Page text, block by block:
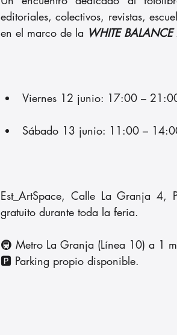
editoriales, colectivos, revistas,
en el marco de la WHITE
Viernes 12 junio: 17:00 –
Sábado 13 junio: 11:00 –
Est_ArtSpace, Calle La Granja 4,
gratuito durante toda la feria.
🚇 Metro La Granja (Línea 10) a 1
🅿️ Parking propio disponible.